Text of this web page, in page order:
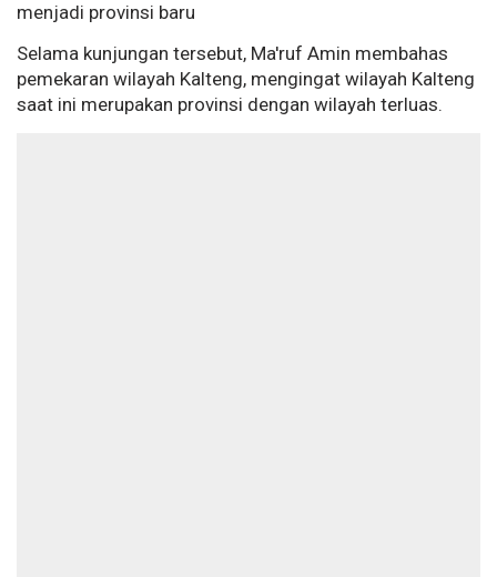
menjadi provinsi baru
Selama kunjungan tersebut, Ma'ruf Amin membahas
pemekaran wilayah Kalteng, mengingat wilayah Kalteng
saat ini merupakan provinsi dengan wilayah terluas.